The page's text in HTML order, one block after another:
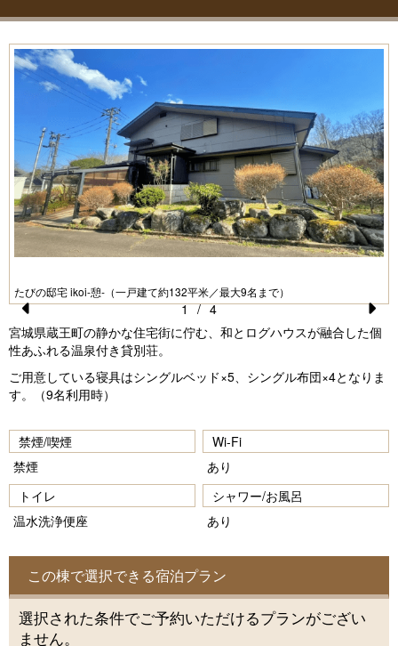
Pr
e
vi
u
s
たびの邸宅 ikoi-憩-（一戸建て約132平米／最大9名まで）
N
xt
1 / 4
宮城県蔵王町の静かな住宅街に佇む、和とログハウスが融合した個
性あふれる温泉付き貸別荘。
ご用意している寝具はシングルベッド×5、シングル布団×4となりま
す。（9名利用時）
禁煙/喫煙
禁煙
Wi-Fi
あり
トイレ
温水洗浄便座
シャワー/お風呂
あり
この棟で選択できる宿泊プラン
選択された条件でご予約いただけるプランがござい
ません。